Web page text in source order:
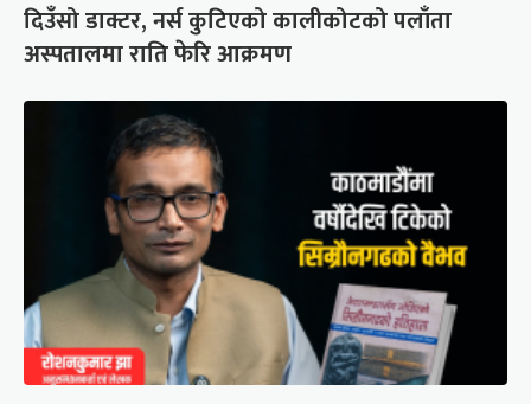
दिउँसो डाक्टर, नर्स कुटिएको कालीकोटको पलाँता
अस्पतालमा राति फेरि आक्रमण